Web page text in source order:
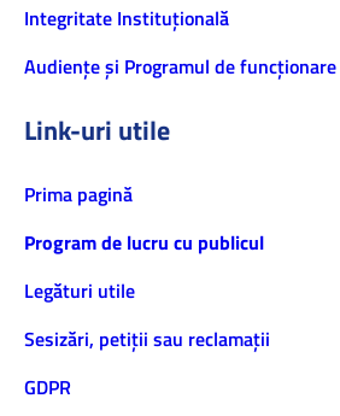
Integritate Instituțională
Audiențe și Programul de
Link-uri utile
Prima pagină
Program de lucru cu publicul
Legături utile
Sesizări, petiţii sau reclamații
GDPR